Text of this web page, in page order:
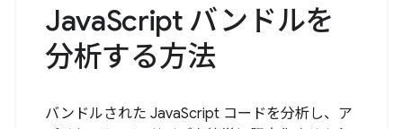
JavaScript バンドルを
分析する方法
バンドルされた JavaScript コードを分析し、ア